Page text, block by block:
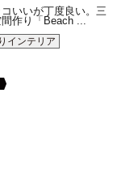
いいが丁度良い。三
作り「Beach ...
インテリア